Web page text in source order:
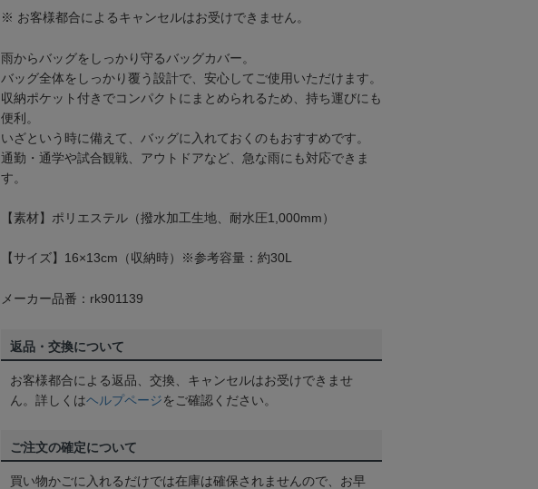
※ お客様都合によるキャンセルはお受けできません。
雨からバッグをしっかり守るバッグカバー。
バッグ全体をしっかり覆う設計で、安心してご使用いただけます。
収納ポケット付きでコンパクトにまとめられるため、持ち運びにも
便利。
いざという時に備えて、バッグに入れておくのもおすすめです。
通勤・通学や試合観戦、アウトドアなど、急な雨にも対応できま
す。
【素材】ポリエステル（撥水加工生地、耐水圧1,000mm）
【サイズ】16×13cm（収納時）※参考容量：約30L
メーカー品番：rk901139
返品・交換について
お客様都合による返品、交換、キャンセルはお受けできませ
ん。詳しくはヘルプページをご確認ください。
ご注文の確定について
買い物かごに入れるだけでは在庫は確保されませんので、お早